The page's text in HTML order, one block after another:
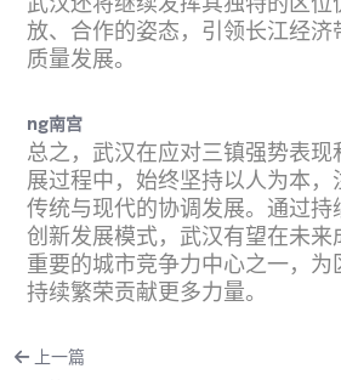
武汉还将继续发挥其独特的区位
放、合作的姿态，引领长江经济
质量发展。
ng南宫
总之，武汉在应对三镇强势表现
展过程中，始终坚持以人为本，
传统与现代的协调发展。通过持
创新发展模式，武汉有望在未来
重要的城市竞争力中心之一，为
持续繁荣贡献更多力量。
上一篇